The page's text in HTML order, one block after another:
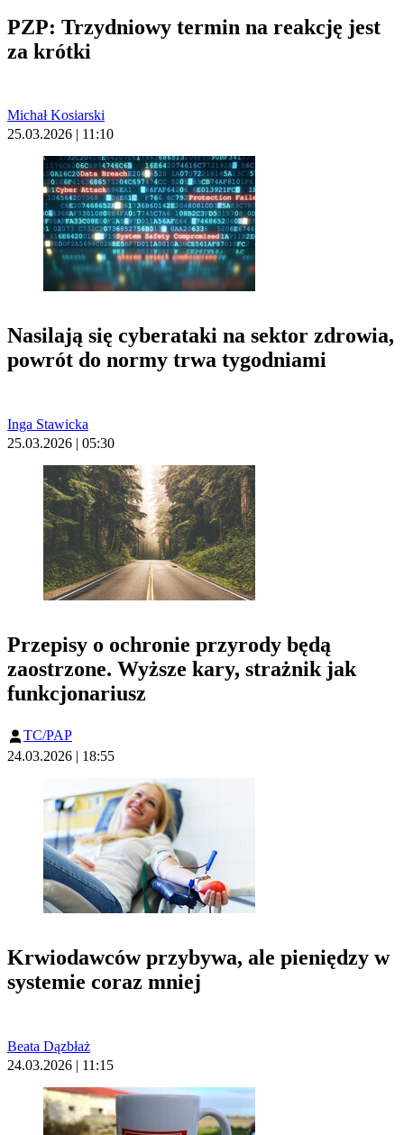
PZP: Trzydniowy termin na reakcję jest
za krótki
Michał Kosiarski
25.03.2026 | 11:10
Nasilają się cyberataki na sektor zdrowia,
powrót do normy trwa tygodniami
Inga Stawicka
25.03.2026 | 05:30
Przepisy o ochronie przyrody będą
zaostrzone. Wyższe kary, strażnik jak
funkcjonariusz
TC/PAP
24.03.2026 | 18:55
Krwiodawców przybywa, ale pieniędzy w
systemie coraz mniej
Beata Dązbłaż
24.03.2026 | 11:15